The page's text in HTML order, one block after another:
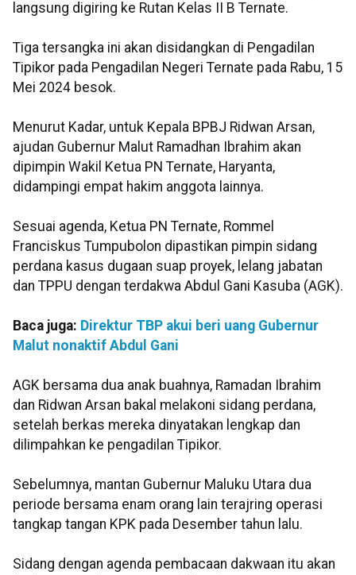
langsung digiring ke Rutan Kelas II B Ternate.
Tiga tersangka ini akan disidangkan di Pengadilan
Tipikor pada Pengadilan Negeri Ternate pada Rabu, 15
Mei 2024 besok.
Menurut Kadar, untuk Kepala BPBJ Ridwan Arsan,
ajudan Gubernur Malut Ramadhan Ibrahim akan
dipimpin Wakil Ketua PN Ternate, Haryanta,
didampingi empat hakim anggota lainnya.
Sesuai agenda, Ketua PN Ternate, Rommel
Franciskus Tumpubolon dipastikan pimpin sidang
perdana kasus dugaan suap proyek, lelang jabatan
dan TPPU dengan terdakwa Abdul Gani Kasuba (AGK).
Baca juga: Direktur TBP akui beri uang Gubernur
Malut nonaktif Abdul Gani
AGK bersama dua anak buahnya, Ramadan Ibrahim
dan Ridwan Arsan bakal melakoni sidang perdana,
setelah berkas mereka dinyatakan lengkap dan
dilimpahkan ke pengadilan Tipikor.
Sebelumnya, mantan Gubernur Maluku Utara dua
periode bersama enam orang lain terajring operasi
tangkap tangan KPK pada Desember tahun lalu.
Sidang dengan agenda pembacaan dakwaan itu akan